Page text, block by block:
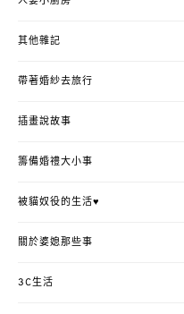
其他雜記
帶著婚紗去旅行
插畫說故事
籌備婚禮大小事
被貓奴役的生活♥
關於婆媳那些事
3C生活